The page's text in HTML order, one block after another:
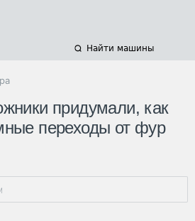
Найти машины
придумали, как
переходы от фур